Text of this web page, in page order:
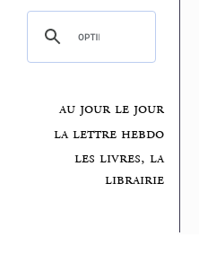
au jour le jour
la lettre hebdo
les livres, la
librairie